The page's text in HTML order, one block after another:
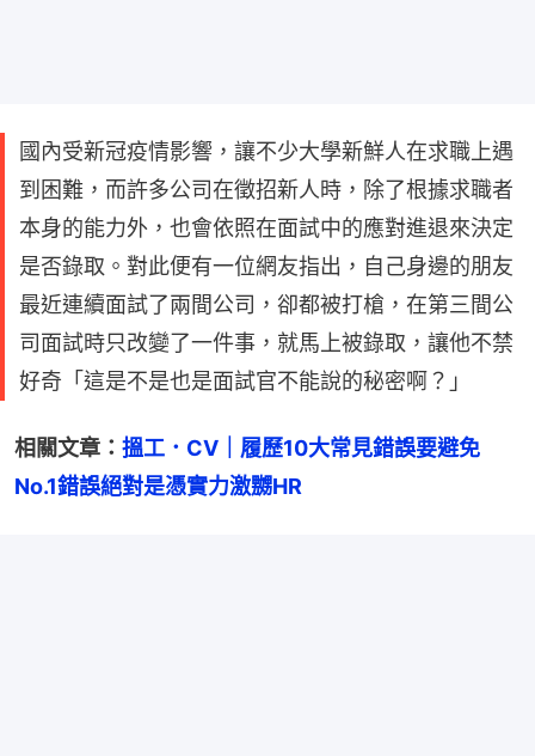
國內受新冠疫情影響，讓不少大學新鮮人在求職上遇
到困難，而許多公司在徵招新人時，除了根據求職者
本身的能力外，也會依照在面試中的應對進退來決定
是否錄取。對此便有一位網友指出，自己身邊的朋友
最近連續面試了兩間公司，卻都被打槍，在第三間公
司面試時只改變了一件事，就馬上被錄取，讓他不禁
好奇「這是不是也是面試官不能說的秘密啊？」
相關文章： 搵工．CV｜履歷10大常見錯誤要避免
No.1錯誤絕對是憑實力激嬲HR